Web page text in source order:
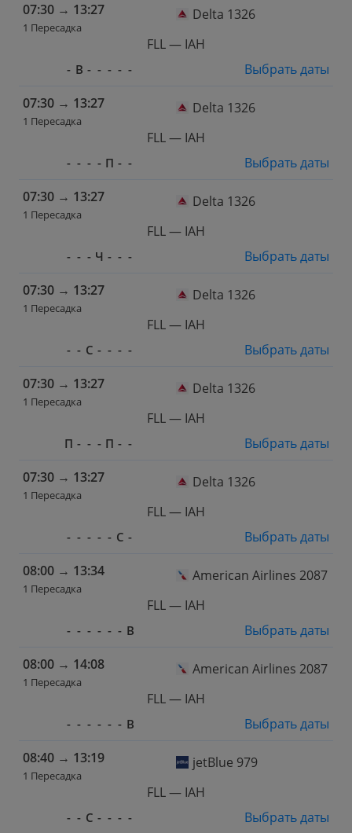
07:30 → 13:27
1 Пересадка
Delta 1326
FLL — IAH
- В - - - - -
Выбрать даты
07:30 → 13:27
1 Пересадка
Delta 1326
FLL — IAH
- - - - П - -
Выбрать даты
07:30 → 13:27
1 Пересадка
Delta 1326
FLL — IAH
- - - Ч - - -
Выбрать даты
07:30 → 13:27
1 Пересадка
Delta 1326
FLL — IAH
- - С - - - -
Выбрать даты
07:30 → 13:27
1 Пересадка
Delta 1326
FLL — IAH
П - - - П - -
Выбрать даты
07:30 → 13:27
1 Пересадка
Delta 1326
FLL — IAH
- - - - - С -
Выбрать даты
08:00 → 13:34
1 Пересадка
American Airlines 2087
FLL — IAH
- - - - - - В
Выбрать даты
08:00 → 14:08
1 Пересадка
American Airlines 2087
FLL — IAH
- - - - - - В
Выбрать даты
08:40 → 13:19
1 Пересадка
jetBlue 979
FLL — IAH
- - С - - - -
Выбрать даты